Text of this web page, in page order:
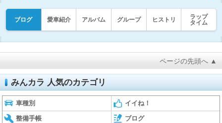
ブログ 愛車紹介 アルバム グループ ヒストリ
ラップ
タイム
ページの先頭へ ▲
みんカラ 人気のカテゴリ
車種別 イイね！
整備手帳 ブログ